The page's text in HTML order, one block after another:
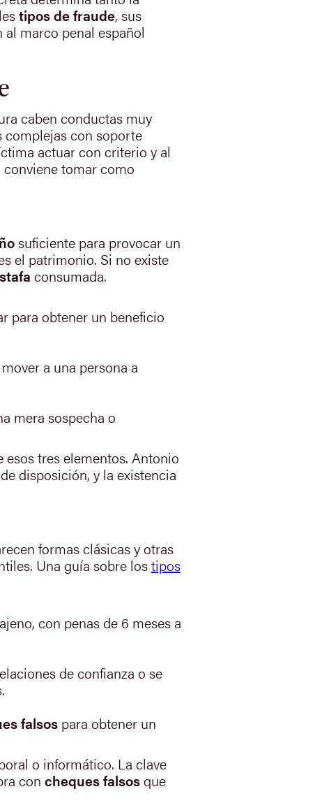
tipos de fraude, sus
marco penal español
caben conductas muy
con soporte
actuar con criterio y al
tomar como
suficiente para provocar un
el patrimonio. Si no existe
consumada.
para obtener un beneficio
a una persona a
mera sospecha o
tres elementos. Antonio
disposición, y la existencia
formas clásicas y otras
Una guía sobre lostipos
con penas de 6 meses a
de confianza o se
falsospara obtener un
o informático. La clave
con cheques falsosque